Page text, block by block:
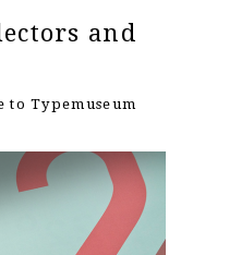
and
to Typemuseum